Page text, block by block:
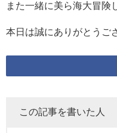
また一緒に美ら海大冒険
本日は誠にありがとうご
この記事を書いた人